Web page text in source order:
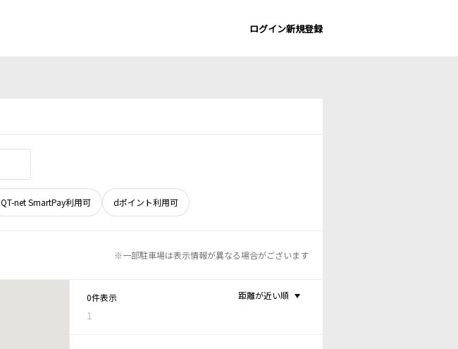
ログイン新規登録
QT-net SmartPay利用可 dポイント利用可
※一部駐車場は表示情報が異なる場合がございます
0件表示
1
距離が近い順